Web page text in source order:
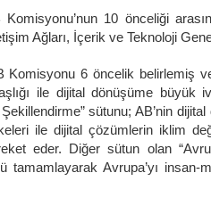
10 önceliği
Ağları, İçerik ve Teknoloji
Komisyonu 6 öncelik belirlemiş
ile dijital dönüşüme büyük
sütunu; AB’nin
ile dijital çözümlerin iklim
eder. Diğer sütun olan
tamamlayarak Avrupa’yı